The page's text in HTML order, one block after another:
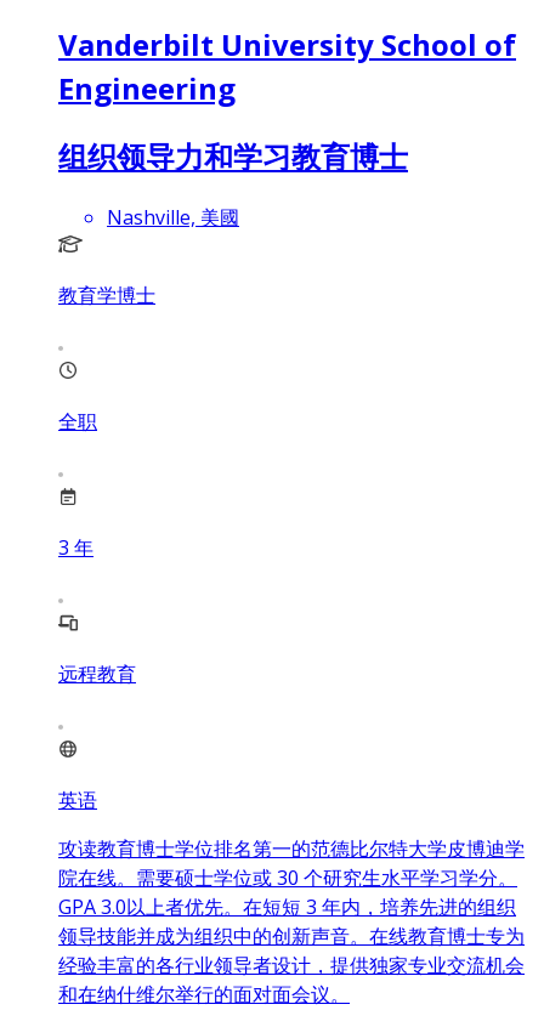
Vanderbilt University School of
Engineering
组织领导力和学习教育博士
Nashville, 美國
教育学博士
全职
3 年
远程教育
英语
攻读教育博士学位排名第一的范德比尔特大学皮博迪学
院在线。需要硕士学位或 30 个研究生水平学习学分。
GPA 3.0以上者优先。在短短 3 年内，培养先进的组织
领导技能并成为组织中的创新声音。在线教育博士专为
经验丰富的各行业领导者设计，提供独家专业交流机会
和在纳什维尔举行的面对面会议。